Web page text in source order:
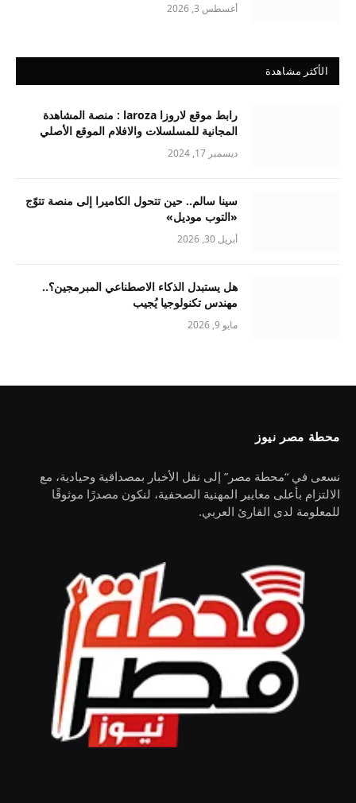
أغسطس 3, 2026
الأكثر مشاهدة
رابط موقع لاروزا laroza : منصة المشاهدة
المجانية للمسلسلات والافلام الموقع الأصلي
ديسمبر 17, 2024
سينا سالم.. حين تتحول الكاميرا إلى منصة تتوّج
«التوب موديل»
أبريل 30, 2026
هل يستبدل الذكاء الاصطناعي المبرمجين؟..
مهندس تكنولوجيا يُجيب
مايو 9, 2026
محطة مصر نيوز
نسعى في “محطة مصر” إلى نقل الأخبار بمصداقية وحيادية، مع
الالتزام بأعلى معايير المهنية الصحفية، لنكون مصدرًا موثوقًا
للمعلومة لدى القارئ العربي.